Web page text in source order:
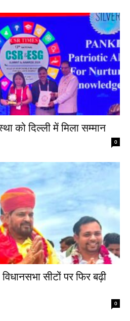
को दिल्ली में मिला सम्मान
0
सीटों पर फिर बढ़ी
0